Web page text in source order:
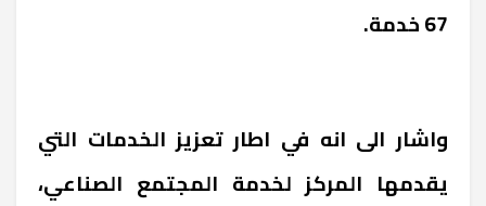
67 خدمة.
واشار الى انه في اطار تعزيز الخدمات التي
يقدمها المركز لخدمة المجتمع الصناعي،